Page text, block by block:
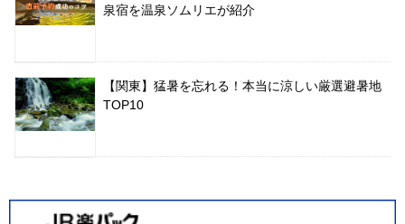
泉宿を温泉ソムリエが紹介
【関東】猛暑を忘れる！本当に涼しい厳選避暑地
TOP10